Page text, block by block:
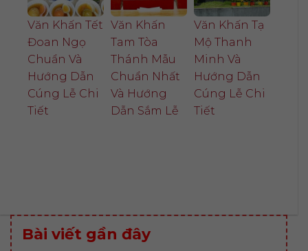
Văn Khấn Tết
Đoan Ngọ
Chuẩn Và
Hướng Dẫn
Cúng Lễ Chi
Tiết
Văn Khấn
Tam Tòa
Thánh Mẫu
Chuẩn Nhất
Và Hướng
Dẫn Sắm Lễ
Văn Khấn Tạ
Mộ Thanh
Minh Và
Hướng Dẫn
Cúng Lễ Chi
Tiết
Bài viết gần đây